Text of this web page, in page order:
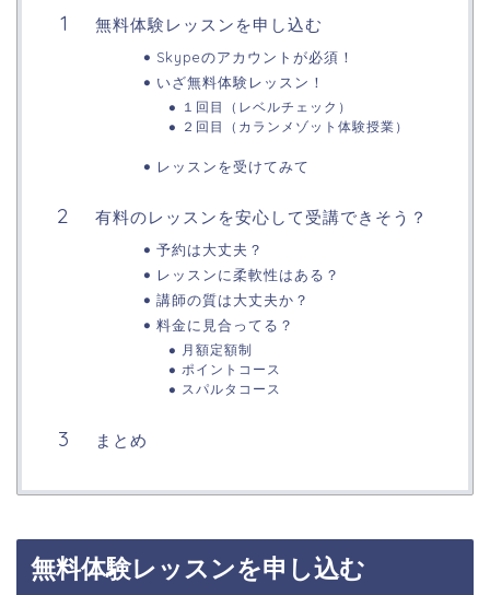
無料体験レッスンを申し込む
Skypeのアカウントが必須！
いざ無料体験レッスン！
１回目（レベルチェック）
２回目（カランメゾット体験授業）
レッスンを受けてみて
有料のレッスンを安心して受講できそう？
予約は大丈夫？
レッスンに柔軟性はある？
講師の質は大丈夫か？
料金に見合ってる？
月額定額制
ポイントコース
スパルタコース
まとめ
無料体験レッスンを申し込む